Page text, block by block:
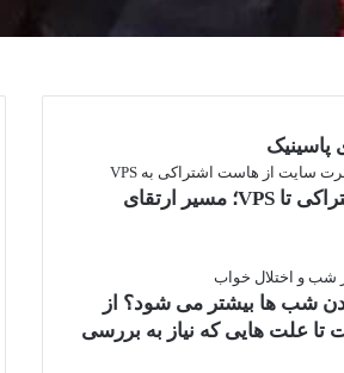
پاسینیک
از هاست اشتراکی تا VPS؛ مسیر ارتقای
شب ها بیشتر می شود؟ از
علت هایی که نیاز به بررسی